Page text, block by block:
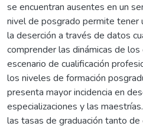
se encuentran ausentes en un
nivel de posgrado permite tener
la deserción a través de datos
comprender las dinámicas de
escenario de cualificación
los niveles de formación
presenta mayor incidencia en
especializaciones y las
las tasas de graduación tanto